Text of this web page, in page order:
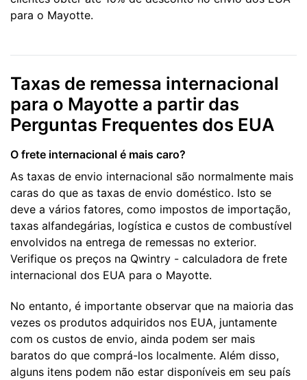
para o Mayotte.
Taxas de remessa internacional
para o Mayotte a partir das
Perguntas Frequentes dos EUA
O frete internacional é mais caro?
As taxas de envio internacional são normalmente mais
caras do que as taxas de envio doméstico. Isto se
deve a vários fatores, como impostos de importação,
taxas alfandegárias, logística e custos de combustível
envolvidos na entrega de remessas no exterior.
Verifique os preços na Qwintry - calculadora de frete
internacional dos EUA para o Mayotte.
No entanto, é importante observar que na maioria das
vezes os produtos adquiridos nos EUA, juntamente
com os custos de envio, ainda podem ser mais
baratos do que comprá-los localmente. Além disso,
alguns itens podem não estar disponíveis em seu país